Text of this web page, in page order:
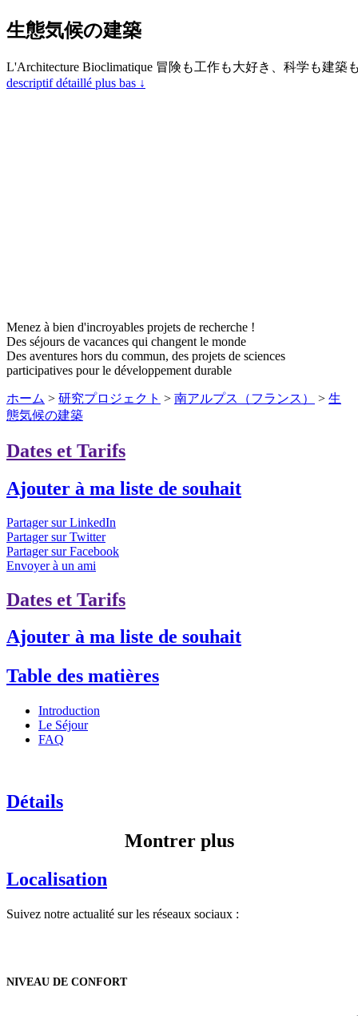
生態気候の建築
L'Architecture Bioclimatique 冒険も工作も大好き、科学も建
descriptif détaillé plus bas ↓
Menez à bien d'incroyables projets de recherche !
Des séjours de vacances qui changent le monde
Des aventures hors du commun, des projets de sciences
participatives pour le développement durable
ホーム > 研究プロジェクト > 南アルプス（フランス） > 生
態気候の建築
Dates et Tarifs
Ajouter à ma liste de souhait
Partager sur LinkedIn
Partager sur Twitter
Partager sur Facebook
Envoyer à un ami
Dates et Tarifs
Ajouter à ma liste de souhait
Table des matières
Introduction
Le Séjour
FAQ
Détails
Montrer plus
Localisation
Suivez notre actualité sur les réseaux sociaux :
NIVEAU DE CONFORT